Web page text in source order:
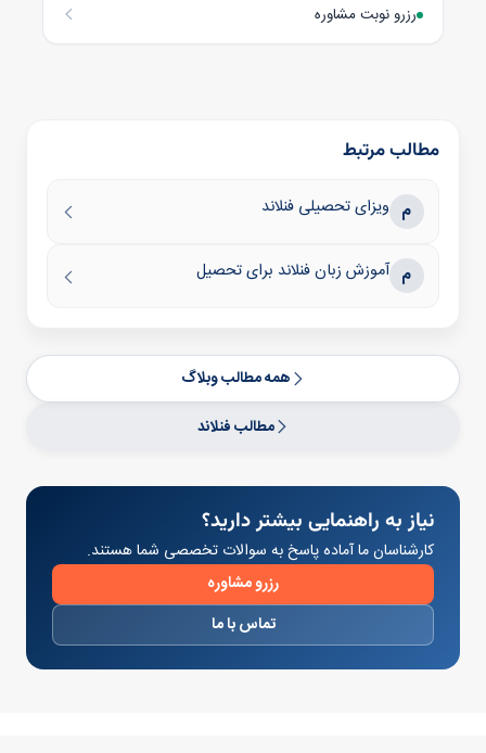
رزرو نوبت مشاوره
مطالب مرتبط
م ویزای تحصیلی فنلاند
م آموزش زبان فنلاند برای تحصیل
همه مطالب وبلاگ
مطالب فنلاند
نیاز به راهنمایی بیشتر دارید؟
کارشناسان ما آماده پاسخ به سوالات تخصصی شما هستند.
رزرو مشاوره
تماس با ما